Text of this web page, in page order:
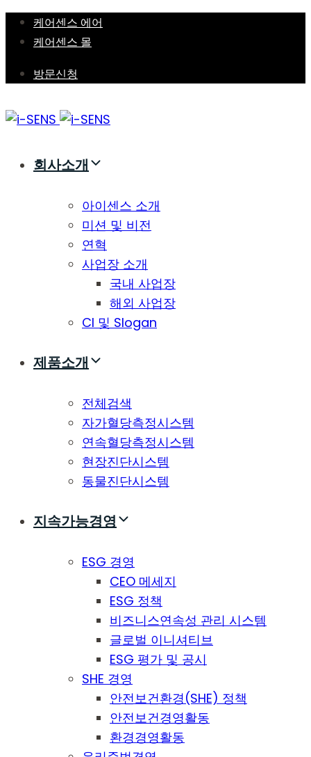
Skip
links
Skip
navigation
to
케어센스 에어
케어센스 몰
방문신청
회사소개
아이센스 소개
미션 및 비전
연혁
사업장 소개
국내 사업장
해외 사업장
CI 및 Slogan
제품소개
전체검색
자가혈당측정시스템
연속혈당측정시스템
현장진단시스템
동물진단시스템
지속가능경영
ESG 경영
CEO 메세지
ESG 정책
비즈니스연속성 관리 시스템
글로벌 이니셔티브
ESG 평가 및 공시
SHE 경영
안전보건환경(SHE) 정책
안전보건경영활동
환경경영활동